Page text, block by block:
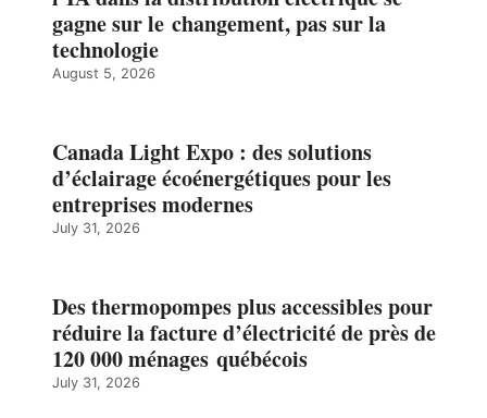
gagne sur le changement, pas sur la
technologie
August 5, 2026
Canada Light Expo : des solutions
d’éclairage écoénergétiques pour les
entreprises modernes
July 31, 2026
Des thermopompes plus accessibles pour
réduire la facture d’électricité de près de
120 000 ménages québécois
July 31, 2026